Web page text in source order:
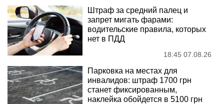
Штраф за средний палец и
запрет мигать фарами:
водительские правила, которых
нет в ПДД
18:45 07.08.26
Парковка на местах для
инвалидов: штраф 1700 грн
станет фиксированным,
наклейка обойдется в 5100 грн